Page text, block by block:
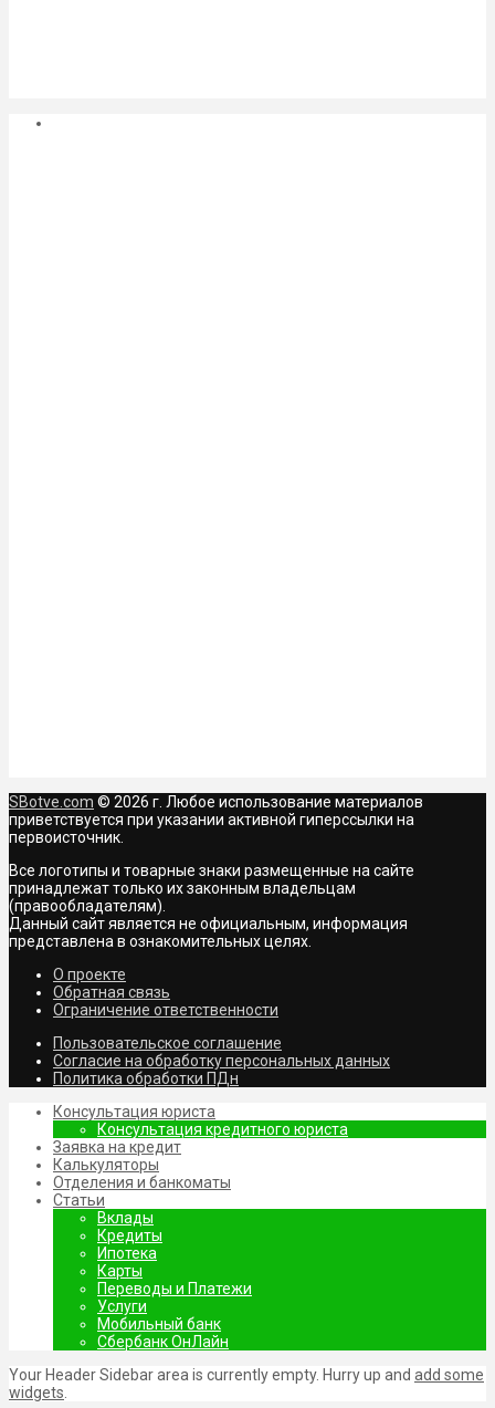
SBotve.com © 2026 г. Любое использование материалов
приветствуется при указании активной гиперссылки на
первоисточник.
Все логотипы и товарные знаки размещенные на сайте
принадлежат только их законным владельцам
(правообладателям).
Данный сайт является не официальным, информация
представлена в ознакомительных целях.
О проекте
Обратная связь
Ограничение ответственности
Пользовательское соглашение
Согласие на обработку персональных данных
Политика обработки ПДн
Консультация юриста
Консультация кредитного юриста
Заявка на кредит
Калькуляторы
Отделения и банкоматы
Статьи
Вклады
Кредиты
Ипотека
Карты
Переводы и Платежи
Услуги
Мобильный банк
Сбербанк ОнЛайн
Your Header Sidebar area is currently empty. Hurry up and add some
widgets